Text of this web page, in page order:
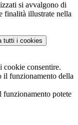
si avvalgono di
finalità illustrate nella
tutti i cookies
cookie consentire.
il funzionamento della
funzionamento potete